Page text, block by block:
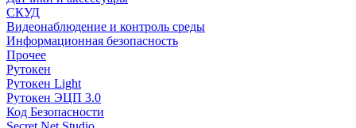
СКУД
Видеонаблюдение и контроль среды
Информационная безопасность
Прочее
Рутокен
Рутокен Light
Рутокен ЭЦП 3.0
Код Безопасности